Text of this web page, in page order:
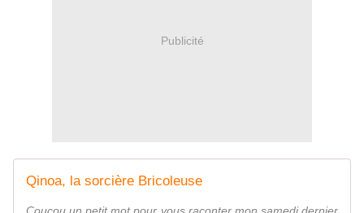
Publicité
Qinoa, la sorcière Bricoleuse